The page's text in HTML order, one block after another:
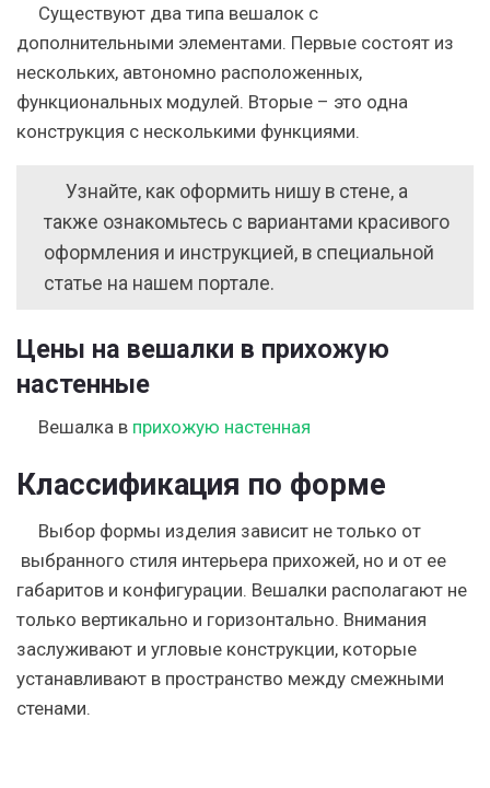
Существуют два типа вешалок с
дополнительными элементами. Первые состоят из
нескольких, автономно расположенных,
функциональных модулей. Вторые – это одна
конструкция с несколькими функциями.
Узнайте, как оформить нишу в стене, а
также ознакомьтесь с вариантами красивого
оформления и инструкцией, в специальной
статье на нашем портале.
Цены на вешалки в прихожую
настенные
Вешалка в прихожую настенная
Классификация по форме
Выбор формы изделия зависит не только от
выбранного стиля интерьера прихожей, но и от ее
габаритов и конфигурации. Вешалки располагают не
только вертикально и горизонтально. Внимания
заслуживают и угловые конструкции, которые
устанавливают в пространство между смежными
стенами.